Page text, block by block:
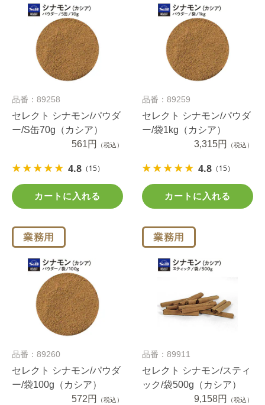
品番：89258
セレクト シナモン/パウダ
ー/S缶70g（カシア）
561円
（税込）
4.8 （15）
カートに入れる
品番：89259
セレクト シナモン/パウダ
ー/袋1kg（カシア）
3,315円
（税込）
4.8 （15）
カートに入れる
品番：89260
セレクト シナモン/パウダ
ー/袋100g（カシア）
572円
（税込）
品番：89911
セレクト シナモン/スティ
ック/袋500g（カシア）
9,158円
（税込）